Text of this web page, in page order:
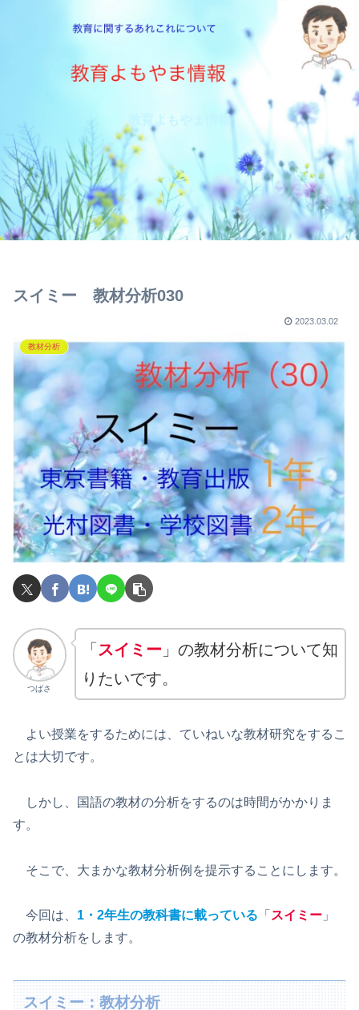
教育よもやま情報
スイミー 教材分析030
2023.03.02
教材分析
つばさ
「 スイミー 」の教材分析について知
りたいです。
よい授業をするためには、ていねいな教材研究をするこ
とは大切です。
しかし、国語の教材の分析をするのは時間がかかりま
す。
そこで、大まかな教材分析例を提示することにします。
今回は、 1・2年生の教科書に載っている 「 スイミー 」
の教材分析をします。
スイミー：教材分析